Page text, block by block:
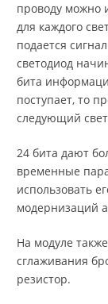
проводу можно
для каждого
подается
светодиод
бита
поступает, то
следующий
24 бита дают
временные
использовать
модернизаций
На модуле
сглаживания
резистор.